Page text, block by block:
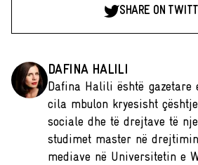
SHARE ON
DAFINA HALILI
Dafina Halili është gazetare
cila mbulon kryesisht
sociale dhe të drejtave të
studimet master në
mediave në Universitetin e